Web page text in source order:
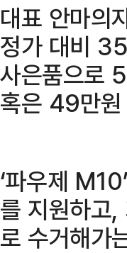
대표 안마의
정가 대비
사은품으로
혹은 49만원
‘파우제
를 지원하고
로 수거해가